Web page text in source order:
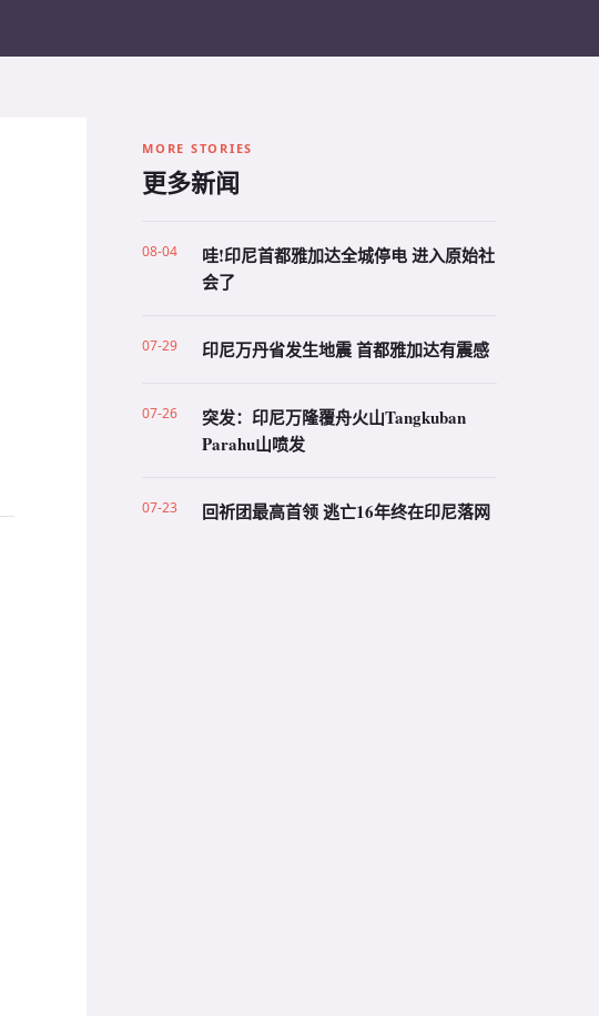
MORE STORIES
更多新闻
08-04
哇!印尼首都雅加达全城停电 进入原始社
会了
07-29 印尼万丹省发生地震 首都雅加达有震感
07-26
突发：印尼万隆覆舟火山Tangkuban
Parahu山喷发
07-23 回祈团最高首领 逃亡16年终在印尼落网